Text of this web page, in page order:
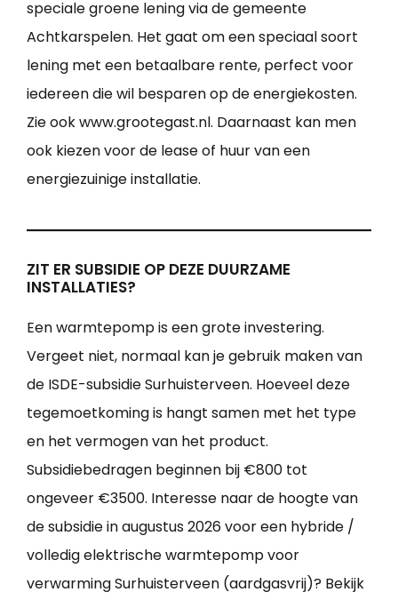
speciale groene lening via de gemeente
Achtkarspelen. Het gaat om een speciaal soort
lening met een betaalbare rente, perfect voor
iedereen die wil besparen op de energiekosten.
Zie ook www.grootegast.nl. Daarnaast kan men
ook kiezen voor de lease of huur van een
energiezuinige installatie.
ZIT ER SUBSIDIE OP DEZE DUURZAME
INSTALLATIES?
Een warmtepomp is een grote investering.
Vergeet niet, normaal kan je gebruik maken van
de ISDE-subsidie Surhuisterveen. Hoeveel deze
tegemoetkoming is hangt samen met het type
en het vermogen van het product.
Subsidiebedragen beginnen bij €800 tot
ongeveer €3500. Interesse naar de hoogte van
de subsidie in augustus 2026 voor een hybride /
volledig elektrische warmtepomp voor
verwarming Surhuisterveen (aardgasvrij)? Bekijk